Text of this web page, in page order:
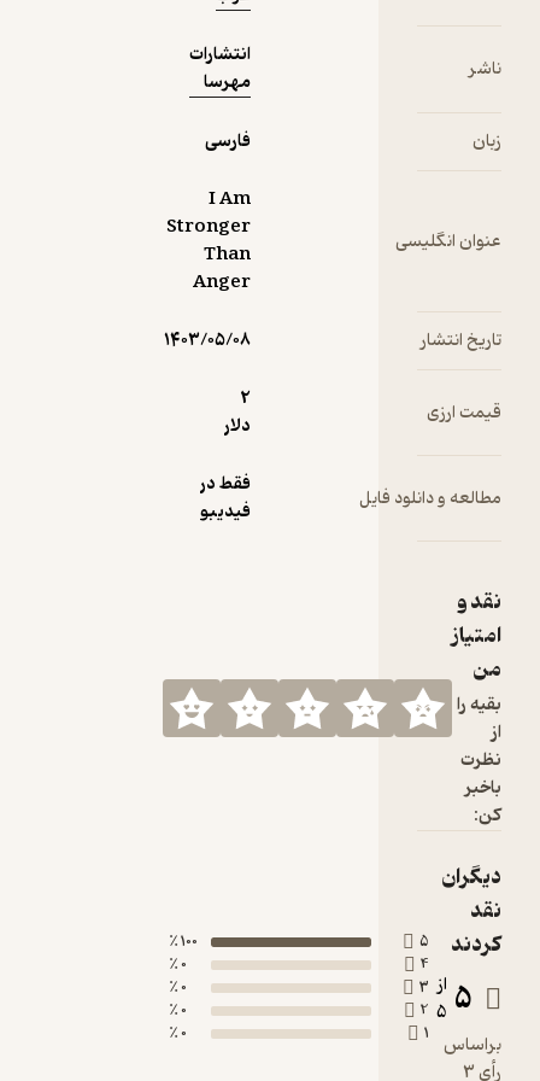
ناشر
انتشارات
مهرسا
زبان فارسی
عنوان انگلیسی
I Am
Stronger
Than
Anger
تاریخ انتشار ۱۴۰۳/۰۵/۰۸
قیمت ارزی
دلار
مطالعه و دانلود فایل
فقط در
فیدیبو
نقد و
امتیاز
من
بقیه را
نظرت
باخبر
کن:
دیگران
نقد
کردند
5
از
5
براساس
رأی 3
100 ٪
3
2